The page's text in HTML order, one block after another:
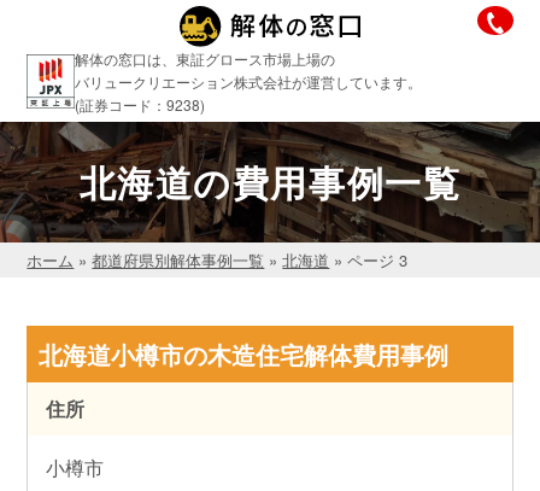
解体の窓口は、東証グロース市場上場の
バリュークリエーション株式会社が運営しています。
(証券コード：9238)
北海道の費用事例一覧
ホーム »都道府県別解体事例一覧 »北海道 »ページ 3
北海道小樽市の木造住宅解体費用事例
住所
小樽市